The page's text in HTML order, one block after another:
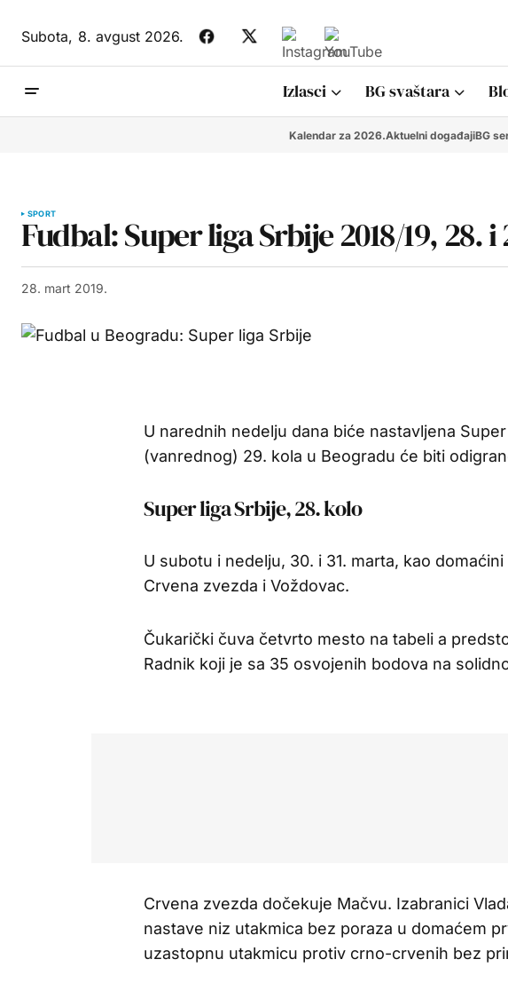
Subota,8. avgust 2026.
Izlasci BG svaštara
Kalendar za 2026.Aktuelni događajiBG
SPORT
Fudbal: Super liga Srbije 2018/19, 28.
28. mart 2019.
U narednih nedelju dana biće nastavljena
(vanrednog) 29. kola u Beogradu će biti
Super liga Srbije, 28. kolo
U subotu i nedelju, 30. i 31. marta, kao
Crvena zvezda i Voždovac.
Čukarički čuva četvrto mesto na tabeli a
Radnik koji je sa 35 osvojenih bodova na
Crvena zvezda dočekuje Mačvu. Izabranici
nastave niz utakmica bez poraza u domaćem
uzastopnu utakmicu protiv crno-crvenih bez